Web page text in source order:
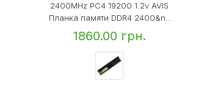
2400MHz PC4 19200 1.2v AVIS
Планка памяти DDR4 2400&n...
1860.00 грн.